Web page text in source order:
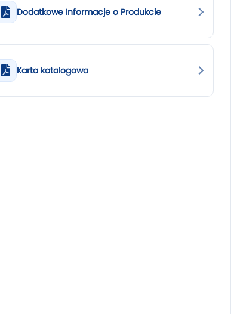
Dodatkowe Informacje o Produkcie
Karta katalogowa